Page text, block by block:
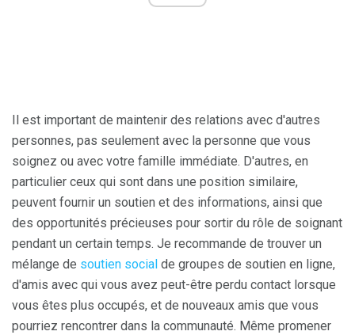
Il est important de maintenir des relations avec d'autres
personnes, pas seulement avec la personne que vous
soignez ou avec votre famille immédiate. D'autres, en
particulier ceux qui sont dans une position similaire,
peuvent fournir un soutien et des informations, ainsi que
des opportunités précieuses pour sortir du rôle de soignant
pendant un certain temps. Je recommande de trouver un
mélange de soutien social de groupes de soutien en ligne,
d'amis avec qui vous avez peut-être perdu contact lorsque
vous êtes plus occupés, et de nouveaux amis que vous
pourriez rencontrer dans la communauté. Même promener